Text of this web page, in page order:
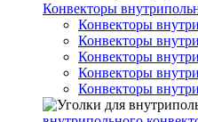
Конвекторы
Конвекторы
Конвекторы
Конвекторы
Конвекторы
Конвекторы